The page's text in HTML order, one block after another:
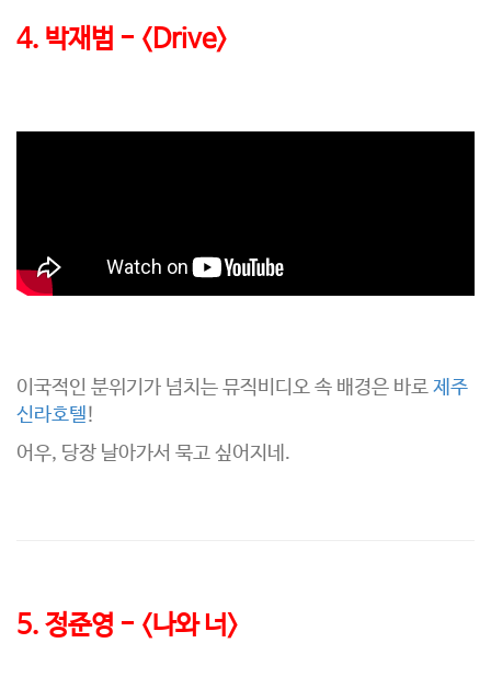
4. 박재범 - <Drive>
이국적인 분위기가 넘치는 뮤직비디오 속 배경은 바로 제주
신라호텔!
어우, 당장 날아가서 묵고 싶어지네.
5. 정준영 - <나와 너>